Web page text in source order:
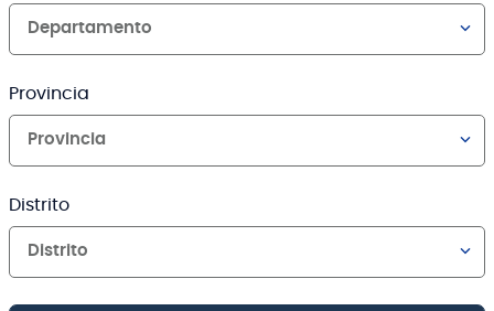
Departamento
Provincia
Provincia
Distrito
Distrito